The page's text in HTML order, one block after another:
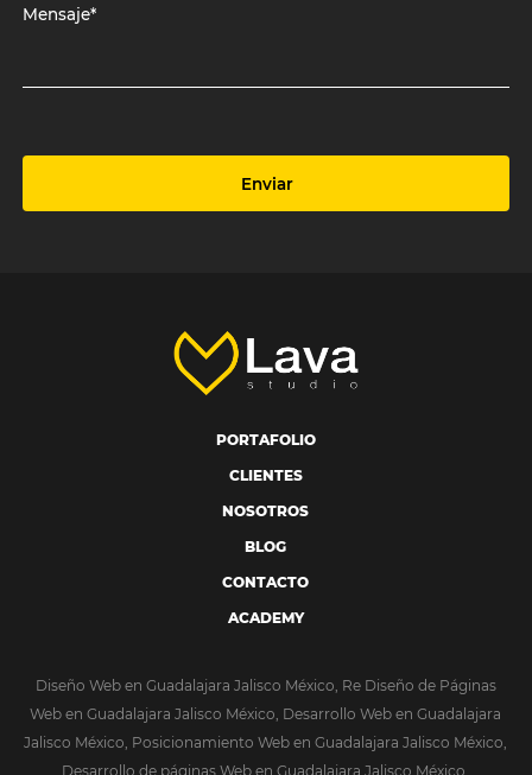
Mensaje*
Enviar
PORTAFOLIO
CLIENTES
NOSOTROS
BLOG
CONTACTO
ACADEMY
Diseño Web en Guadalajara Jalisco México, Re Diseño de Páginas
Web en Guadalajara Jalisco México, Desarrollo Web en Guadalajara
Jalisco México, Posicionamiento Web en Guadalajara Jalisco México,
Desarrollo de páginas Web en Guadalajara Jalisco México,